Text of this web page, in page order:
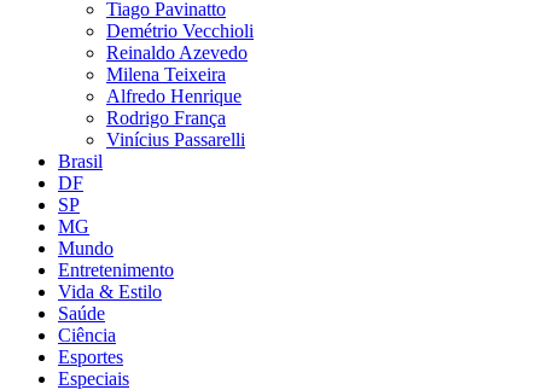
Tiago Pavinatto
Demétrio Vecchioli
Reinaldo Azevedo
Milena Teixeira
Alfredo Henrique
Rodrigo França
Vinícius Passarelli
Brasil
DF
SP
MG
Mundo
Entretenimento
Vida & Estilo
Saúde
Ciência
Esportes
Especiais